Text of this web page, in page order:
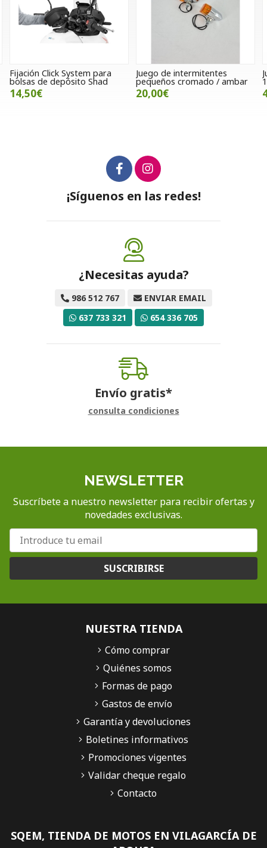
Juego de intermitentes
pequeños cromado / ambar
20,00€
Juego de paramanos SWM RS
125 / 300 / 500 R
41,00€
¡Síguenos en las redes!
¿Necesitas ayuda?
986 512 767
ENVIAR EMAIL
637 733 321
654 336 705
Envío gratis*
consulta condiciones
NEWSLETTER
Suscríbete a nuestro newsletter para recibir ofertas y
novedades exclusivas.
SUSCRIBIRSE
SQEM, TIENDA DE MOTOS EN VILAGARCÍA DE
NUESTRA TIENDA
Cómo comprar
Quiénes somos
Formas de pago
Gastos de envío
Garantía y devoluciones
Boletines informativos
Promociones vigentes
Validar cheque regalo
Contacto